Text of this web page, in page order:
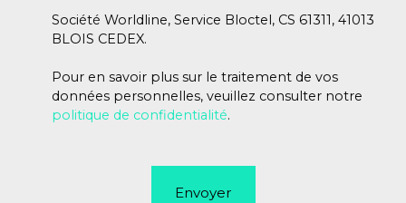
Société Worldline, Service Bloctel, CS 61311, 41013
BLOIS CEDEX.
Pour en savoir plus sur le traitement de vos
données personnelles, veuillez consulter notre
politique de confidentialité.
Envoyer